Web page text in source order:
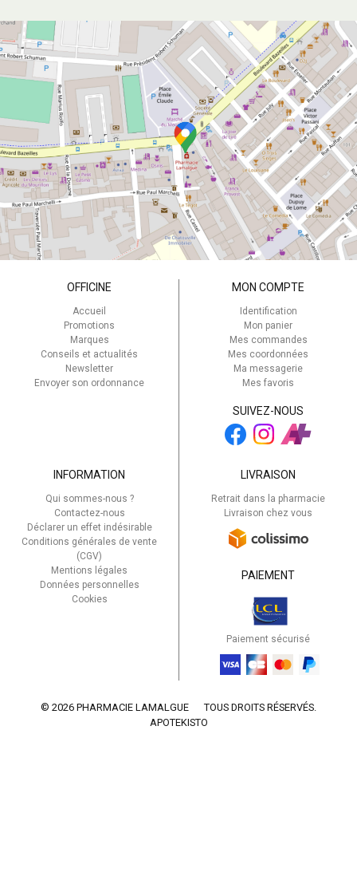
OFFICINE
Accueil
Promotions
Marques
Conseils et actualités
Newsletter
Envoyer son ordonnance
MON COMPTE
Identification
Mon panier
Mes commandes
Mes coordonnées
Ma messagerie
Mes favoris
SUIVEZ-NOUS
INFORMATION
Qui sommes-nous ?
Contactez-nous
Déclarer un effet indésirable
Conditions générales de vente
(CGV)
Mentions légales
Données personnelles
Cookies
LIVRAISON
Retrait dans la pharmacie
Livraison chez vous
PAIEMENT
Paiement sécurisé
© 2026 PHARMACIE LAMALGUE
TOUS DROITS RÉSERVÉS.
APOTEKISTO